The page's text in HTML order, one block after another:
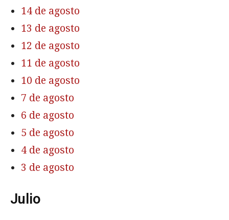
14 de agosto
13 de agosto
12 de agosto
11 de agosto
10 de agosto
7 de agosto
6 de agosto
5 de agosto
4 de agosto
3 de agosto
Julio